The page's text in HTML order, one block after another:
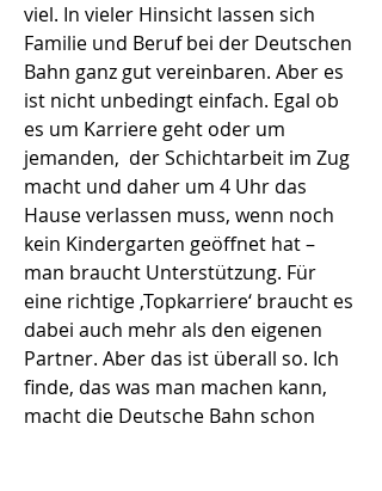
viel. In vieler Hinsicht lassen sich
Familie und Beruf bei der Deutschen
Bahn ganz gut vereinbaren. Aber es
ist nicht unbedingt einfach. Egal ob
es um Karriere geht oder um
jemanden, der Schichtarbeit im Zug
macht und daher um 4 Uhr das
Hause verlassen muss, wenn noch
kein Kindergarten geöffnet hat –
man braucht Unterstützung. Für
eine richtige ‚Topkarriere‘ braucht es
dabei auch mehr als den eigenen
Partner. Aber das ist überall so. Ich
finde, das was man machen kann,
macht die Deutsche Bahn schon